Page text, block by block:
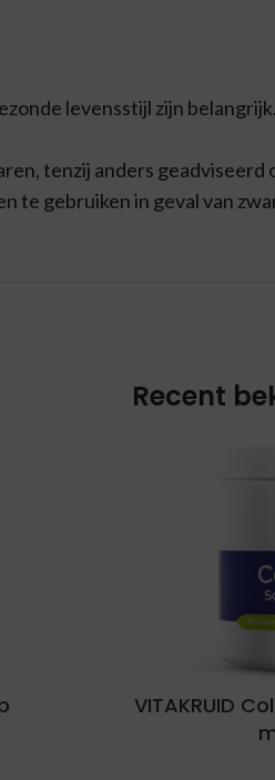
levensstijl zijn
tenzij anders geadviseerd
te gebruiken in geval van
Recent
VITAKRUID